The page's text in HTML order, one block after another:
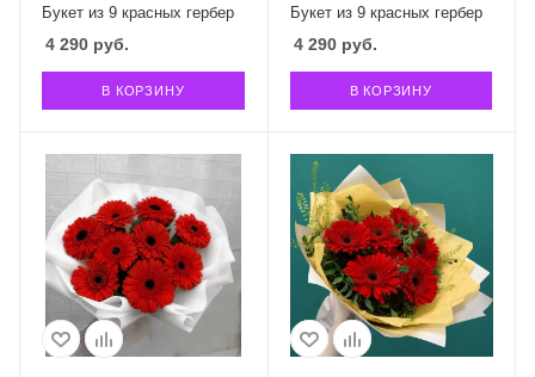
Букет из 9 красных гербер
4 290 руб.
В КОРЗИНУ
Букет из 9 красных гербер
4 290руб.
В КОРЗИНУ